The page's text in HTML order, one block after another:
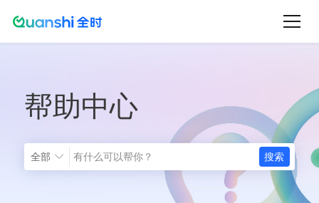
帮助中心
全部